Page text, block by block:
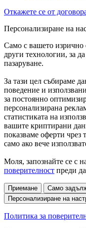
Откажете се от
Персонализиране на
Само с вашето изрично
други технологии, за
пазаруване.
За тази цел събираме
поведение и
за постоянно
персонализирана
статистиката на
вашите криптирани
показваме оферти
само ако вече
Моля, запознайте се с
поверителност преди
Приемане
Само
Персонализиране на
Политика за